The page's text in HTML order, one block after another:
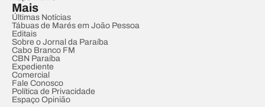
Mais
Últimas Notícias
Tábuas de Marés em João Pessoa
Editais
Sobre o Jornal da Paraíba
Cabo Branco FM
CBN Paraíba
Expediente
Comercial
Fale Conosco
Política de Privacidade
Espaço Opinião